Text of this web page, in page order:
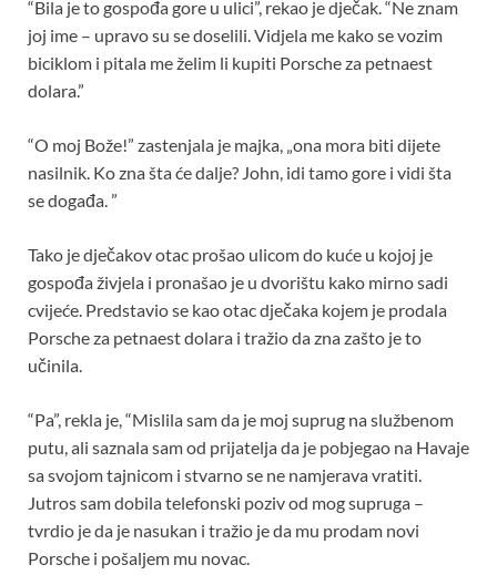
“Bila je to gospođa gore u ulici”, rekao je dječak. “Ne znam
joj ime – upravo su se doselili. Vidjela me kako se vozim
biciklom i pitala me želim li kupiti Porsche za petnaest
dolara.”
“O moj Bože!” zastenjala je majka, „ona mora biti dijete
nasilnik. Ko zna šta će dalje? John, idi tamo gore i vidi šta
se događa. ”
Tako je dječakov otac prošao ulicom do kuće u kojoj je
gospođa živjela i pronašao je u dvorištu kako mirno sadi
cvijeće. Predstavio se kao otac dječaka kojem je prodala
Porsche za petnaest dolara i tražio da zna zašto je to
učinila.
“Pa”, rekla je, “Mislila sam da je moj suprug na službenom
putu, ali saznala sam od prijatelja da je pobjegao na Havaje
sa svojom tajnicom i stvarno se ne namjerava vratiti.
Jutros sam dobila telefonski poziv od mog supruga –
tvrdio je da je nasukan i tražio je da mu prodam novi
Porsche i pošaljem mu novac.